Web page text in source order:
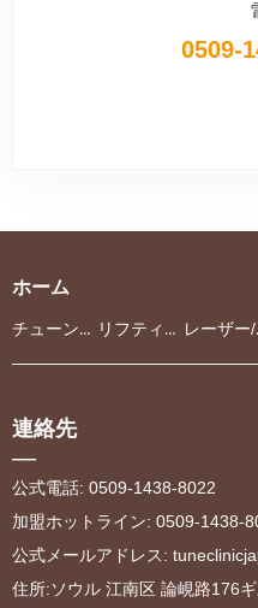
0509-
ホーム
チューンクリニック リフティング レ
連絡先
—
公式電話: 0509-1438-8022
加盟ホットライン: 0509-1438-
公式メールアドレス:
住所:ソウル 江南区 論峴路176